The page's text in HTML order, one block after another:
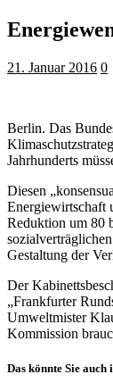
21. Januar 2016 0
Berlin. Das
Jahrhunderts
Diesen
Energiewirtschaft
Reduktion um 80
Gestaltung der
Der
„Frankfurter
Umweltmister
Kommission
Das könnte Sie auch